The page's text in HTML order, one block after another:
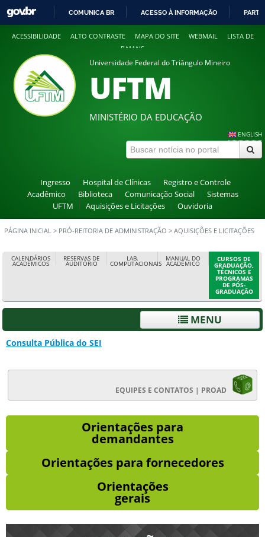
COMUNICA BR ACESSO À INFORMAÇÃO
ACESSIBILIDADE ALTO CONTRASTE MAPA DO SITE WEBMAIL
LISTA DE
RAMAIS
Universidade Federal do Triângulo Mineiro
UFTM
MINISTÉRIO DA EDUCAÇÃO
ENGLISH
Ingresso Hospital de Clínicas
Registro e Controle
Acadêmico
Biblioteca Comunicação Social
Sistemas
UFTM
Aquisições e Licitações Ouvidoria
PÁGINA INICIAL > PRÓ-REITORIA DE ADMINISTRAÇÃO > AQUISIÇÕES E LICITAÇÕES
CALENDÁRIOS
ACADÊMICOS
RESERVAS DE
AUDITÓRIO
LAB.
COMPUTACIONAIS
MANUAL DO
ACADÊMICO
CURSOS DE
GRADUAÇÃO,
TÉCNICOS E
PROGRAMAS
DE PÓS-
GRADUAÇÃO
MENU
Consulta Pública do SEI
EQUIPES E CONTATOS | PROAD
Orientações para
demandantes
Orientações para fornecedores
Orientações
gerais